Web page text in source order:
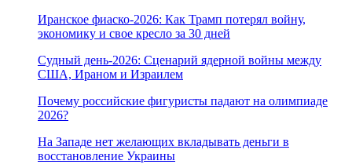
Иранское фиаско-2026: Как Трамп потерял войну,
экономику и свое кресло за 30 дней
Судный день-2026: Сценарий ядерной войны между
США, Ираном и Израилем
Почему российские фигуристы падают на олимпиаде
2026?
На Западе нет желающих вкладывать деньги в
восстановление Украины